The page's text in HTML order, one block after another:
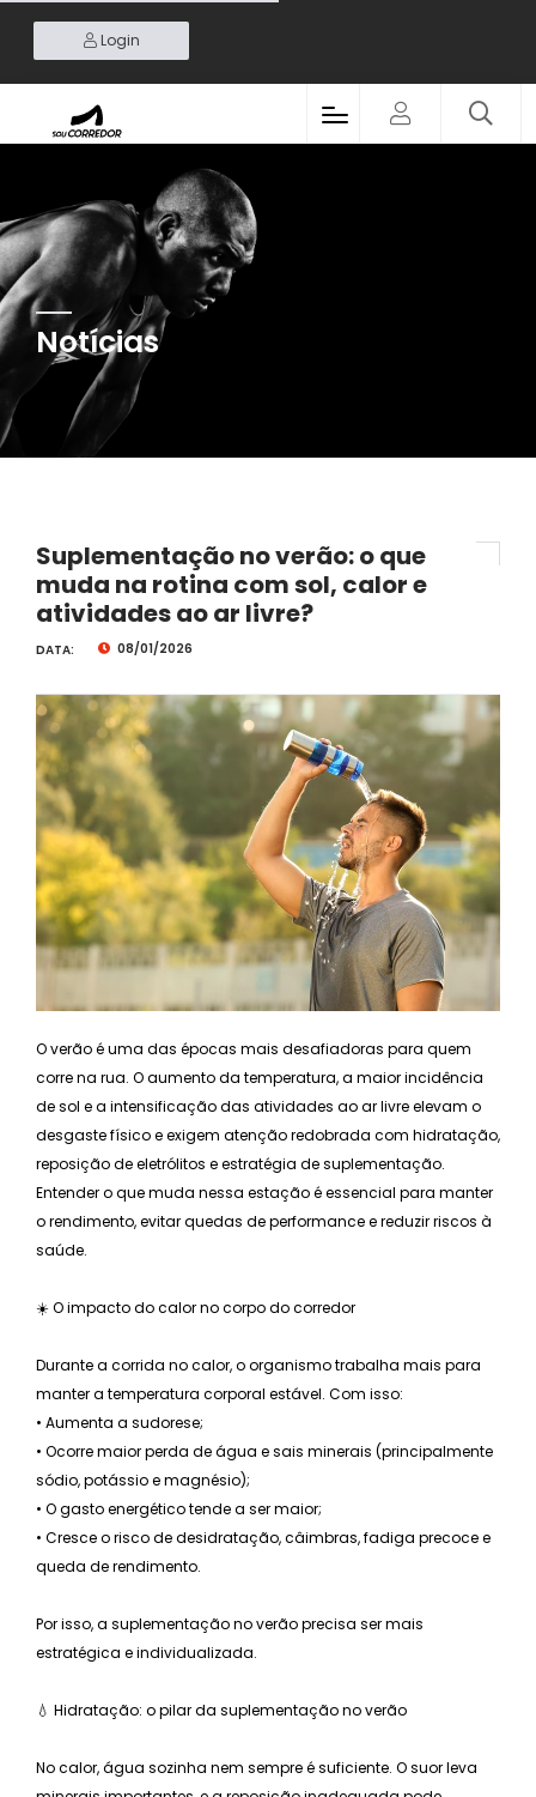
Login
Notícias
Suplementação no verão: o que
muda na rotina com sol, calor e
atividades ao ar livre?
DATA: 08/01/2026
O verão é uma das épocas mais desafiadoras para quem
corre na rua. O aumento da temperatura, a maior incidência
de sol e a intensificação das atividades ao ar livre elevam o
desgaste físico e exigem atenção redobrada com hidratação,
reposição de eletrólitos e estratégia de suplementação.
Entender o que muda nessa estação é essencial para manter
o rendimento, evitar quedas de performance e reduzir riscos à
saúde.
☀️ O impacto do calor no corpo do corredor
Durante a corrida no calor, o organismo trabalha mais para
manter a temperatura corporal estável. Com isso:
• Aumenta a sudorese;
• Ocorre maior perda de água e sais minerais (principalmente
sódio, potássio e magnésio);
• O gasto energético tende a ser maior;
• Cresce o risco de desidratação, câimbras, fadiga precoce e
queda de rendimento.
Por isso, a suplementação no verão precisa ser mais
estratégica e individualizada.
💧 Hidratação: o pilar da suplementação no verão
No calor, água sozinha nem sempre é suficiente. O suor leva